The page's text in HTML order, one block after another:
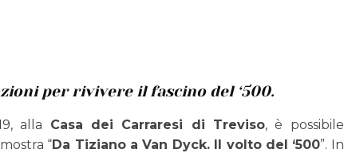
per rivivere il fascino del ‘500.
alla Casa dei Carraresi di Treviso, è possibile
“Da Tiziano a Van Dyck. Il volto del ‘500”. In